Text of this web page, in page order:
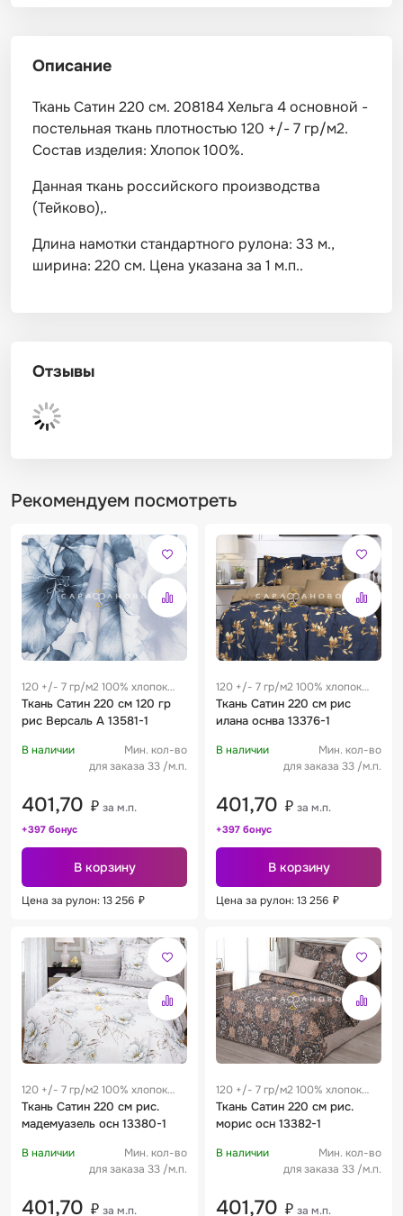
Описание
Ткань Сатин 220 см. 208184 Хельга 4 основной -
постельная ткань плотностью 120 +/- 7 гр/м2.
Состав изделия: Хлопок 100%.
Данная ткань российского производства
(Тейково),.
Длина намотки стандартного рулона: 33 м.,
ширина: 220 см. Цена указана за 1 м.п..
Отзывы
Рекомендуем посмотреть
120 +/- 7 гр/м2 100% хлопок
0.22 м
Ткань Сатин 220 см 120 гр
рис Версаль А 13581-1
В наличии
Мин. кол-во
для заказа 33 /м.п.
401,70 ₽ за м.п.
+397 бонус
В корзину
Цена за рулон: 13 256 ₽
120 +/- 7 гр/м2 100% хлопок
0.22 м
Ткань Сатин 220 см рис
илана оснва 13376-1
В наличии
Мин. кол-во
для заказа 33 /м.п.
401,70 ₽ за м.п.
+397 бонус
В корзину
Цена за рулон: 13 256 ₽
120 +/- 7 гр/м2 100% хлопок
0.22 м
Ткань Сатин 220 см рис.
мадемуазель осн 13380-1
В наличии
Мин. кол-во
для заказа 33 /м.п.
401,70 ₽ за м.п.
120 +/- 7 гр/м2 100% хлопок
0.22 м
Ткань Сатин 220 см рис.
морис осн 13382-1
В наличии
Мин. кол-во
для заказа 33 /м.п.
401,70 ₽ за м.п.